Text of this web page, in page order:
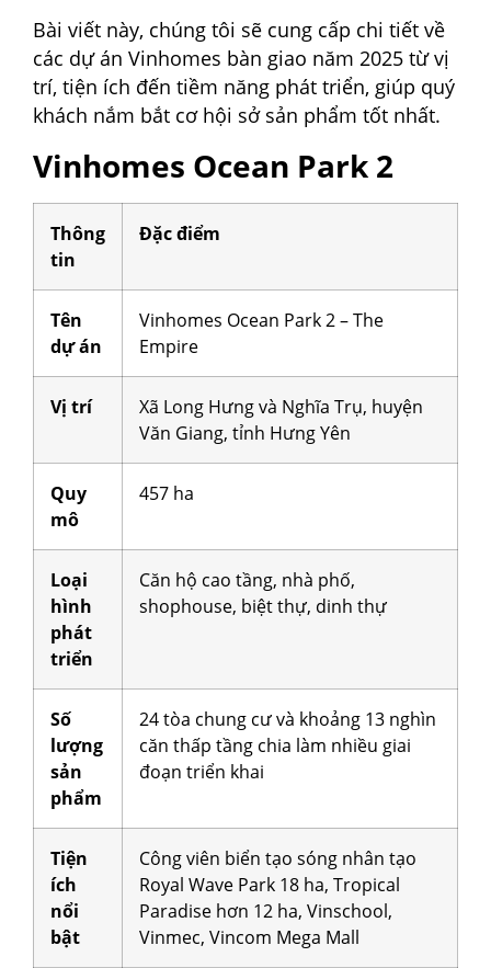
Bài viết này, chúng tôi sẽ cung cấp chi tiết về
các dự án Vinhomes bàn giao năm 2025 từ vị
trí, tiện ích đến tiềm năng phát triển, giúp quý
khách nắm bắt cơ hội sở sản phẩm tốt nhất.
Vinhomes Ocean Park 2
Thông
tin
Đặc điểm
Tên
dự án
Vinhomes Ocean Park 2 – The
Empire
Vị trí
Xã Long Hưng và Nghĩa Trụ, huyện
Văn Giang, tỉnh Hưng Yên
Quy
mô
457 ha
Loại
hình
phát
triển
Căn hộ cao tầng, nhà phố,
shophouse, biệt thự, dinh thự
Số
lượng
sản
phẩm
24 tòa chung cư và khoảng 13 nghìn
căn thấp tầng chia làm nhiều giai
đoạn triển khai
Tiện
ích
nổi
bật
Công viên biển tạo sóng nhân tạo
Royal Wave Park 18 ha, Tropical
Paradise hơn 12 ha, Vinschool,
Vinmec, Vincom Mega Mall